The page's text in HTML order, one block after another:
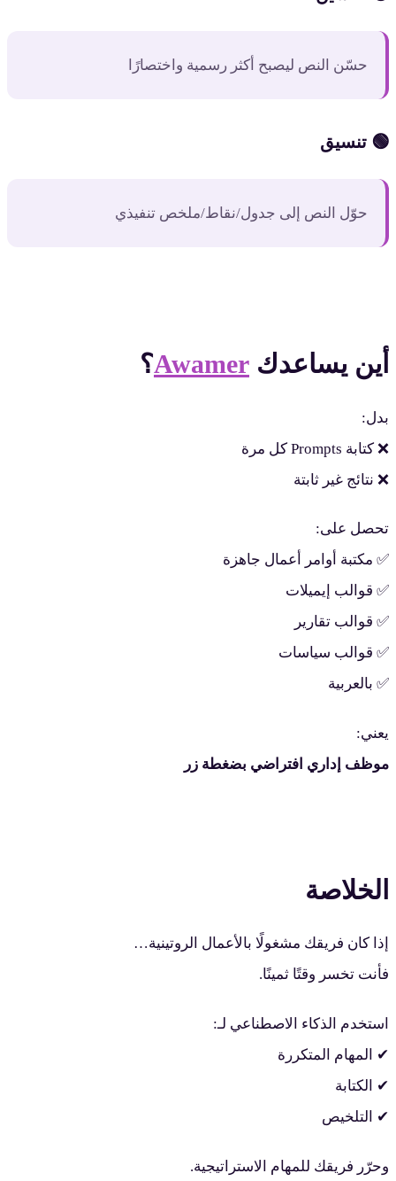
حسّن النص ليصبح أكثر رسمية واختصارًا
🟢 تنسيق
حوّل النص إلى جدول/نقاط/ملخص تنفيذي
أين يساعدك Awamer؟
بدل:
❌ كتابة Prompts كل مرة
❌ نتائج غير ثابتة
تحصل على:
✅ مكتبة أوامر أعمال جاهزة
✅ قوالب إيميلات
✅ قوالب تقارير
✅ قوالب سياسات
✅ بالعربية
يعني:
موظف إداري افتراضي بضغطة زر
الخلاصة
إذا كان فريقك مشغولًا بالأعمال الروتينية…
فأنت تخسر وقتًا ثمينًا.
استخدم الذكاء الاصطناعي لـ:
✔ المهام المتكررة
✔ الكتابة
✔ التلخيص
وحرّر فريقك للمهام الاستراتيجية.